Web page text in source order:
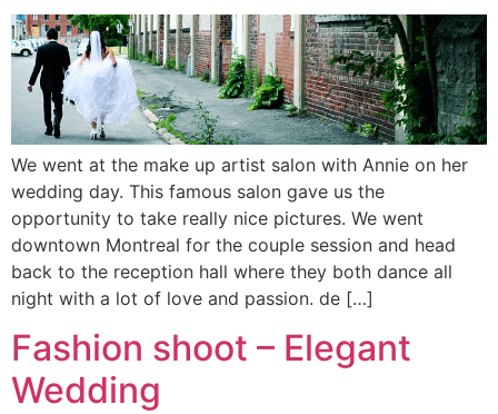
We went at the make up artist salon with Annie on her
wedding day. This famous salon gave us the
opportunity to take really nice pictures. We went
downtown Montreal for the couple session and head
back to the reception hall where they both dance all
night with a lot of love and passion. de […]
Fashion shoot – Elegant
Wedding